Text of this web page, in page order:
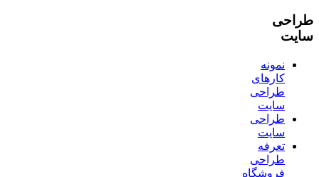
طراحی
سایت
نمونه
کارهای
طراحی
سایت
طراحی
سایت
تعرفه
طراحی
فروشگاه